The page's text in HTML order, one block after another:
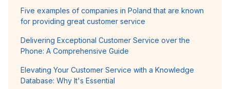
Five examples of companies in Poland that are known
for providing great customer service
Delivering Exceptional Customer Service over the
Phone: A Comprehensive Guide
Elevating Your Customer Service with a Knowledge
Database: Why It's Essential